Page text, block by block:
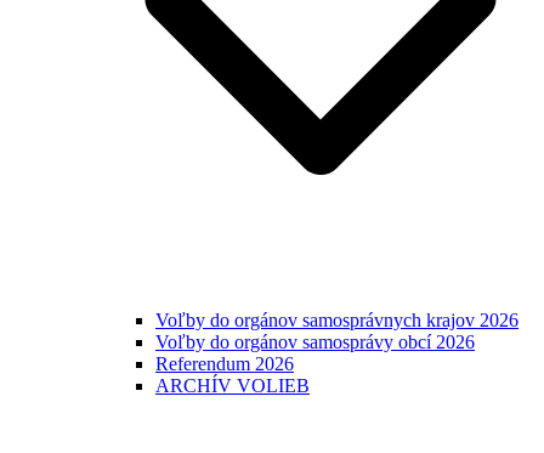
Voľby do orgánov samosprávnych krajov 2026
Voľby do orgánov samosprávy obcí 2026
Referendum 2026
ARCHÍV VOLIEB